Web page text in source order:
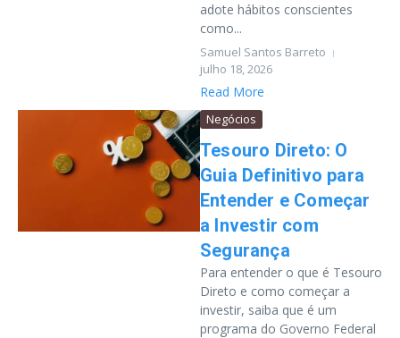
adote hábitos conscientes
como...
Samuel Santos Barreto
julho 18, 2026
Read More
Negócios
Tesouro Direto: O
Guia Definitivo para
Entender e Começar
a Investir com
Segurança
Para entender o que é Tesouro
Direto e como começar a
investir, saiba que é um
programa do Governo Federal